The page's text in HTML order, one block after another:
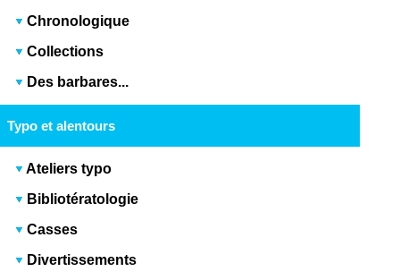
Chronologique
Collections
Des barbares...
Typo et alentours
Ateliers typo
Bibliotératologie
Casses
Divertissements